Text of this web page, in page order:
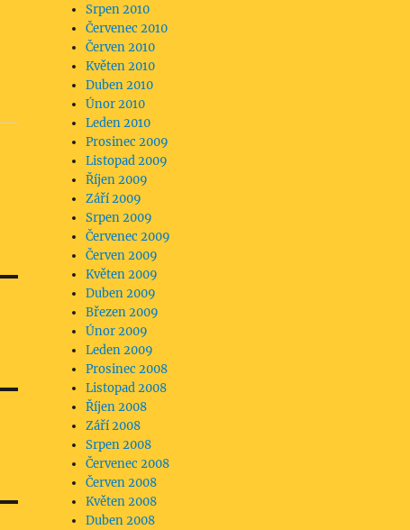
Srpen 2010
Červenec 2010
Červen 2010
Květen 2010
Duben 2010
Únor 2010
Leden 2010
Prosinec 2009
Listopad 2009
Říjen 2009
Září 2009
Srpen 2009
Červenec 2009
Červen 2009
Květen 2009
Duben 2009
Březen 2009
Únor 2009
Leden 2009
Prosinec 2008
Listopad 2008
Říjen 2008
Září 2008
Srpen 2008
Červenec 2008
Červen 2008
Květen 2008
Duben 2008